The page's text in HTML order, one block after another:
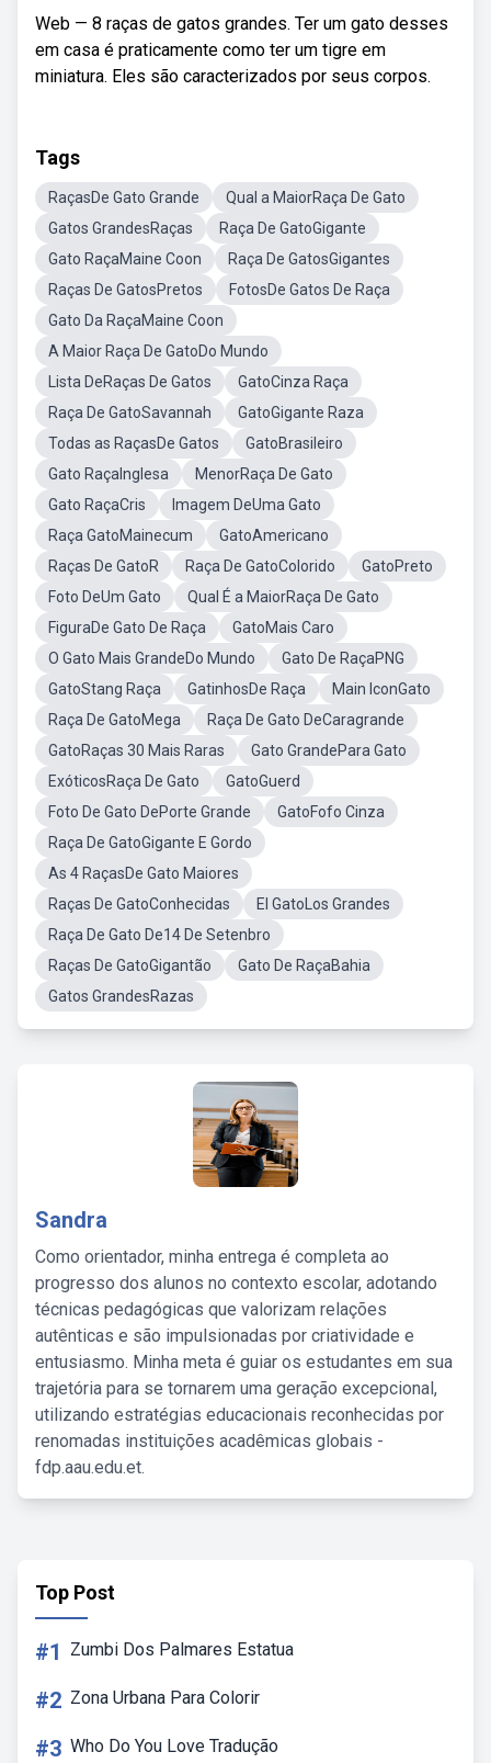
Web — 8 raças de gatos grandes. Ter um gato desses
em casa é praticamente como ter um tigre em
miniatura. Eles são caracterizados por seus corpos.
Tags
RaçasDe Gato Grande
Qual a MaiorRaça De Gato
Gatos GrandesRaças
Raça De GatoGigante
Gato RaçaMaine Coon
Raça De GatosGigantes
Raças De GatosPretos
FotosDe Gatos De Raça
Gato Da RaçaMaine Coon
A Maior Raça De GatoDo Mundo
Lista DeRaças De Gatos
GatoCinza Raça
Raça De GatoSavannah
GatoGigante Raza
Todas as RaçasDe Gatos
GatoBrasileiro
Gato RaçaInglesa
MenorRaça De Gato
Gato RaçaCris
Imagem DeUma Gato
Raça GatoMainecum
GatoAmericano
Raças De GatoR
Raça De GatoColorido
GatoPreto
Foto DeUm Gato
Qual É a MaiorRaça De Gato
FiguraDe Gato De Raça
GatoMais Caro
O Gato Mais GrandeDo Mundo
Gato De RaçaPNG
GatoStang Raça
GatinhosDe Raça
Main IconGato
Raça De GatoMega
Raça De Gato DeCaragrande
GatoRaças 30 Mais Raras
Gato GrandePara Gato
ExóticosRaça De Gato
GatoGuerd
Foto De Gato DePorte Grande
GatoFofo Cinza
Raça De GatoGigante E Gordo
As 4 RaçasDe Gato Maiores
Raças De GatoConhecidas
El GatoLos Grandes
Raça De Gato De14 De Setenbro
Raças De GatoGigantão
Gato De RaçaBahia
Gatos GrandesRazas
Sandra
Como orientador, minha entrega é completa ao
progresso dos alunos no contexto escolar, adotando
técnicas pedagógicas que valorizam relações
autênticas e são impulsionadas por criatividade e
entusiasmo. Minha meta é guiar os estudantes em sua
trajetória para se tornarem uma geração excepcional,
utilizando estratégias educacionais reconhecidas por
renomadas instituições acadêmicas globais -
fdp.aau.edu.et.
Top Post
#1 Zumbi Dos Palmares Estatua
#2 Zona Urbana Para Colorir
#3 Who Do You Love Tradução